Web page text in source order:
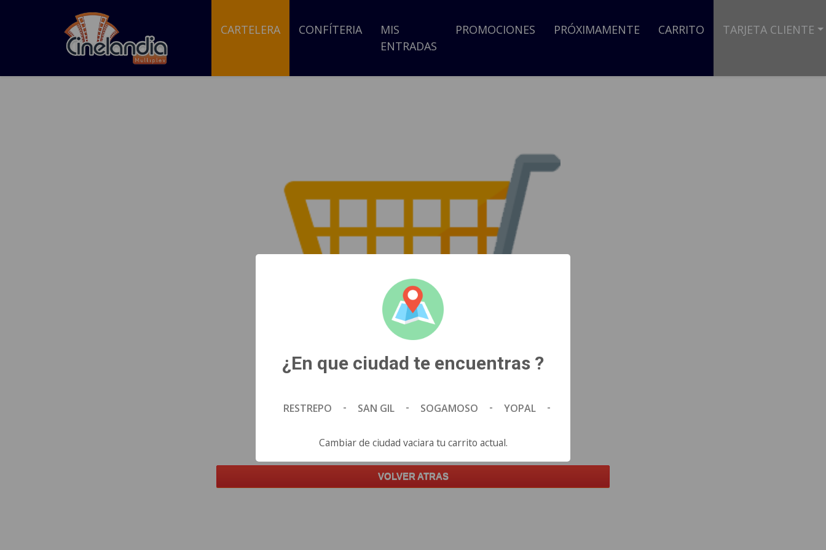
CARTELERA CONFÍTERIA
MIS
ENTRADAS
PROMOCIONES PRÓXIMAMENTE CARRITO TARJETA CLIENTE
Carrito vacio, agrega algo a tu pedido tocando aqui.
VOLVER ATRAS
¿En que ciudad te encuentras ?
RESTREPO - SAN GIL - SOGAMOSO - YOPAL -
Cambiar de ciudad vaciara tu carrito actual.